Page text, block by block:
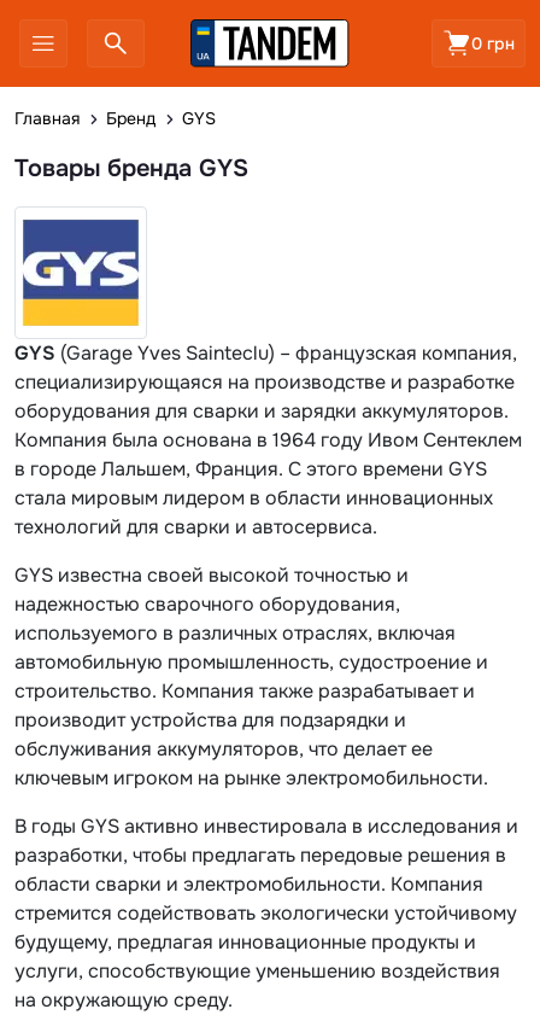
0 грн
Главная Бренд GYS
Товары бренда GYS
GYS (Garage Yves Sainteclu) – французская компания,
специализирующаяся на производстве и разработке
оборудования для сварки и зарядки аккумуляторов.
Компания была основана в 1964 году Ивом Сентеклем
в городе Лальшем, Франция. С этого времени GYS
стала мировым лидером в области инновационных
технологий для сварки и автосервиса.
GYS известна своей высокой точностью и
надежностью сварочного оборудования,
используемого в различных отраслях, включая
автомобильную промышленность, судостроение и
строительство. Компания также разрабатывает и
производит устройства для подзарядки и
обслуживания аккумуляторов, что делает ее
ключевым игроком на рынке электромобильности.
В годы GYS активно инвестировала в исследования и
разработки, чтобы предлагать передовые решения в
области сварки и электромобильности. Компания
стремится содействовать экологически устойчивому
будущему, предлагая инновационные продукты и
услуги, способствующие уменьшению воздействия
на окружающую среду.